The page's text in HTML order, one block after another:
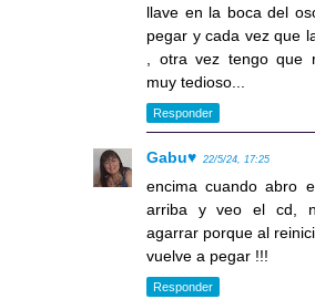
llave en la boca del
pegar y cada vez que
, otra vez tengo que
muy tedioso...
Responder
Gabu♥ 22/5/24, 17:25
encima cuando abro
arriba y veo el cd,
agarrar porque al
vuelve a pegar !!!
Responder